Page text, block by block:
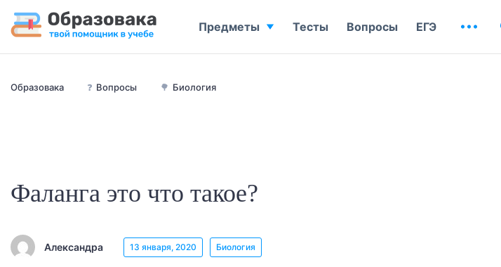
Образовака ❓ Вопросы 🌳 Биология
Фаланга это что такое?
Александра 13 января, 2020 Биология
Предметы Тесты Вопросы ЕГЭ